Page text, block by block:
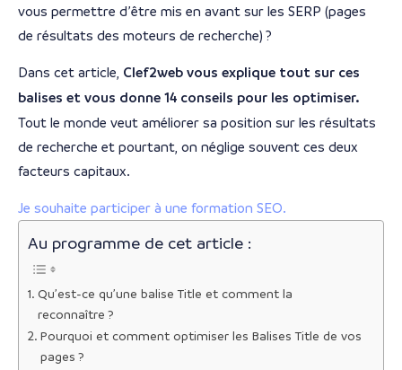
vous permettre d’être mis en avant sur les SERP (pages
de résultats des moteurs de recherche) ?
Dans cet article, Clef2web vous explique tout sur ces
balises et vous donne 14 conseils pour les optimiser.
Tout le monde veut améliorer sa position sur les résultats
de recherche et pourtant, on néglige souvent ces deux
facteurs capitaux.
Je souhaite participer à une formation SEO.
Au programme de cet article :
Qu’est-ce qu’une balise Title et comment la
reconnaître ?
Pourquoi et comment optimiser les Balises Title de vos
pages ?